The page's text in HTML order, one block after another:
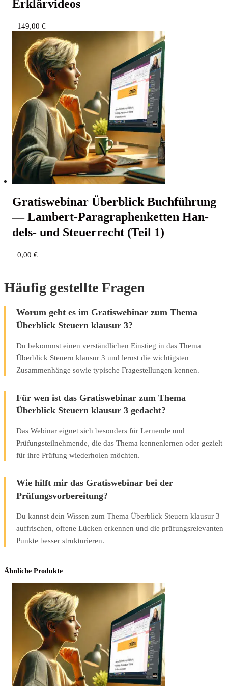
Erklärvideos
149,00 €
Gra­tis­web­i­nar Über­blick Buch­füh­rung
— Lam­bert-Para­gra­phen­ket­ten Han­
dels- und Steu­er­recht (Teil 1)
0,00 €
Häufig gestellte Fragen
Worum geht es im Gratiswebinar zum Thema
Überblick Steuern klausur 3?
Du bekommst einen verständlichen Einstieg in das Thema
Überblick Steuern klausur 3 und lernst die wichtigsten
Zusammenhänge sowie typische Fragestellungen kennen.
Für wen ist das Gratiswebinar zum Thema
Überblick Steuern klausur 3 gedacht?
Das Webinar eignet sich besonders für Lernende und
Prüfungsteilnehmende, die das Thema kennenlernen oder gezielt
für ihre Prüfung wiederholen möchten.
Wie hilft mir das Gratiswebinar bei der
Prüfungsvorbereitung?
Du kannst dein Wissen zum Thema Überblick Steuern klausur 3
auffrischen, offene Lücken erkennen und die prüfungsrelevanten
Punkte besser strukturieren.
Ähnliche Produkte